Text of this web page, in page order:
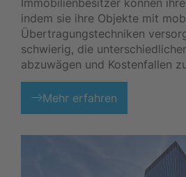
indem sie ihre Objekte mit
Übertragungstechniken
schwierig, die
abzuwägen und Kostenfallen
Mehr erfahren